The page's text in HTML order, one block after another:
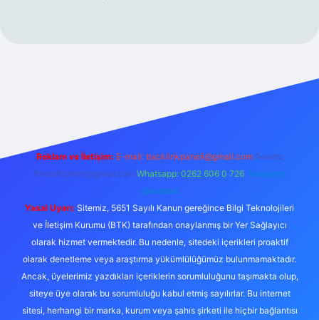
Reklam ve İletişim: E-mail: backlinkpaneli@gmail.com Teams:
forumhizmeti@gmail.com Whatsapp: 0262 606 0 726 Telegram:
@karabul
Yasal Uyarı: Sitemiz, 5651 Sayılı Kanun gereğince Bilgi Teknolojileri
ve İletişim Kurumu (BTK) tarafından onaylanmış bir Yer Sağlayıcı
olarak hizmet vermektedir. Bu nedenle, sitedeki içerikleri proaktif
olarak denetleme veya araştırma yükümlülüğümüz bulunmamaktadır.
Ancak, üyelerimiz yazdıkları içeriklerin sorumluluğunu taşımakta olup,
siteye üye olarak bu sorumluluğu kabul etmiş sayılırlar. Bu internet
sitesi, herhangi bir marka, kurum veya şahıs şirketi ile hiçbir bağlantısı